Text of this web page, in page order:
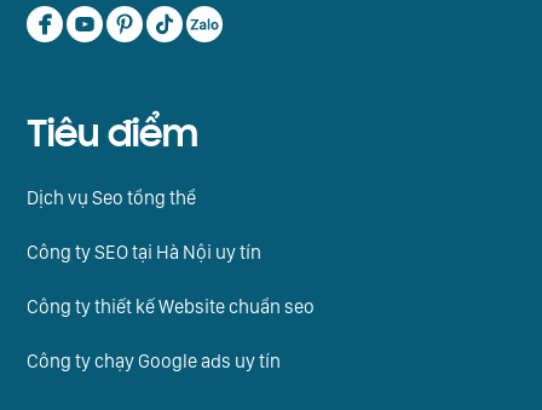
Tiêu điểm
Dịch vụ Seo tổng thể
Công ty SEO tại Hà Nội uy tín
Công ty thiết kế Website chuẩn seo
Công ty chạy Google ads uy tín